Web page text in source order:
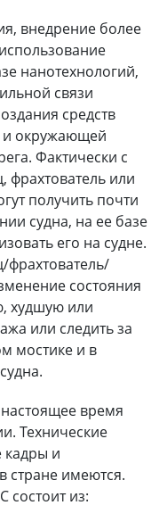
внедрение более
нанотехнологий,
связи
средств
и окружающей
Фактически с
или
получить почти
судна, на ее базе
его на судне.
фрахтователь/
состояния
худшую или
или следить за
мостике и в
время
Технические
кадры и
стране имеются.
состоит из: